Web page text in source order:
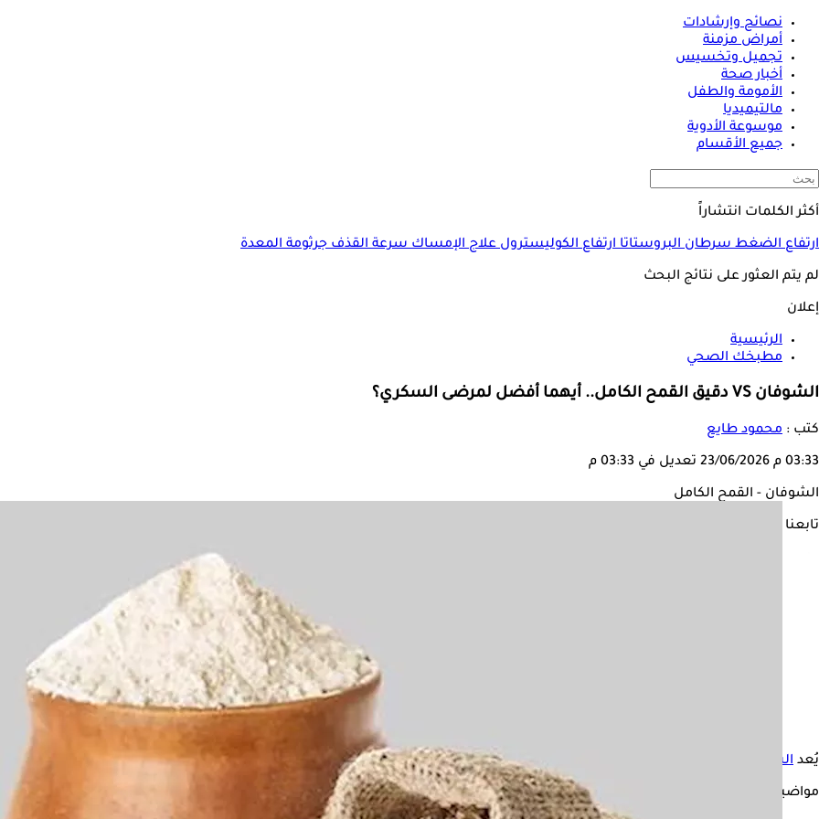
نصائح وإرشادات
أمراض مزمنة
تجميل وتخسيس
أخبار صحة
الأمومة والطفل
مالتيميديا
موسوعة الأدوية
جميع الأقسام
أكثر الكلمات انتشاراً
ارتفاع الضغطسرطان البروستاتاارتفاع الكوليسترولعلاج الإمساكسرعة القذفجرثومة المعدة
لم يتم العثور على نتائج البحث
إعلان
الرئيسية
مطبخك الصحي
الشوفان VS دقيق القمح الكامل.. أيهما أفضل لمرضى السكري؟
كتب : محمود طايع
03:33 م 23/06/2026 تعديل في 03:33 م
الشوفان - القمح الكامل
تابعنا على
يُعد الشوفان من أكثر الأطعمة استهلاكًا بين الأشخاص، ويميل العديد إلى تناوله خاصة لمتبعي نظام الدايت، فماذا عن تناوله لمرضى
مواضيع ذات صلة